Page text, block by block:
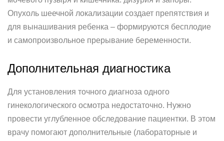
Опухоль шеечной локализации создает препятствия и
для вынашивания ребенка – формируются бесплодие
и самопроизвольное прерывание беременности.
Дополнительная диагностика
Для установления точного диагноза одного
гинекологического осмотра недостаточно. Нужно
провести углубленное обследование пациентки. В этом
врачу помогают дополнительные (лабораторные и